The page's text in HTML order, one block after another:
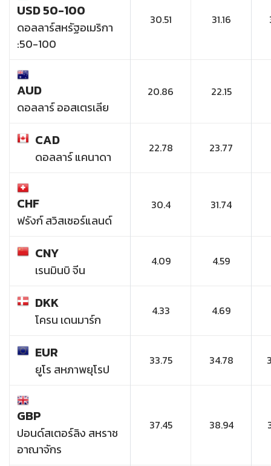
USD 50-100
ดอลลาร์สหรัฐอเมริกา
:50-100
30.51 31.16
AUD
ดอลลาร์ ออสเตรเลีย
20.86 22.15
CAD
ดอลลาร์ แคนาดา
22.78 23.77
CHF
ฟรังก์ สวิสเซอร์แลนด์
30.4 31.74
CNY
เรนมินบิ จีน
4.09 4.59
DKK
โครน เดนมาร์ก
4.33 4.69
EUR
ยูโร สหภาพยุโรป
33.75 34.78
GBP
ปอนด์สเตอร์ลิง สหราช
อาณาจักร
37.45 38.94